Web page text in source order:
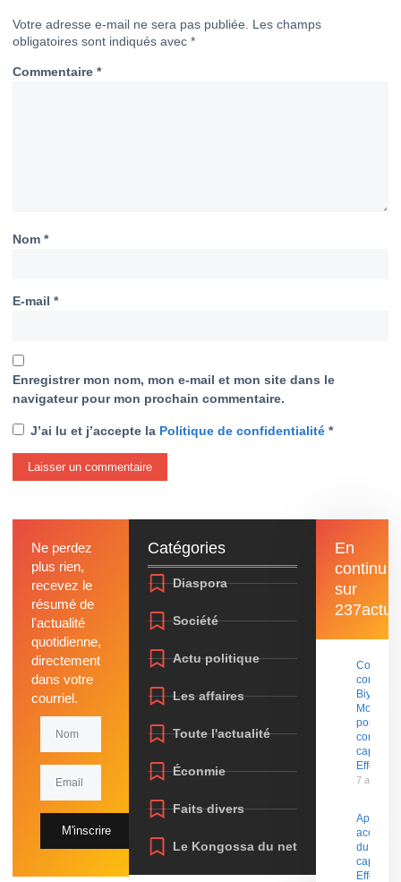
Votre adresse e-mail ne sera pas publiée.
Les champs
obligatoires sont indiqués avec *
Commentaire *
Nom *
E-mail *
Enregistrer mon nom, mon e-mail et mon site dans le
navigateur pour mon prochain commentaire.
J’ai lu et j’accepte la Politique de confidentialité *
Ne perdez
plus rien,
recevez le
résumé de
l'actualité
quotidienne,
directement
dans votre
courriel.
M'inscrire
Catégories
Diaspora
Société
Actu politique
Les affaires
Toute l'actualité
Éconmie
Faits divers
Le Kongossa du net
En
continu
sur
237actu
Coup
contre
Biya :
porte
contre le
capitaine
Effoudou
7 août
Après les
du
capitaine